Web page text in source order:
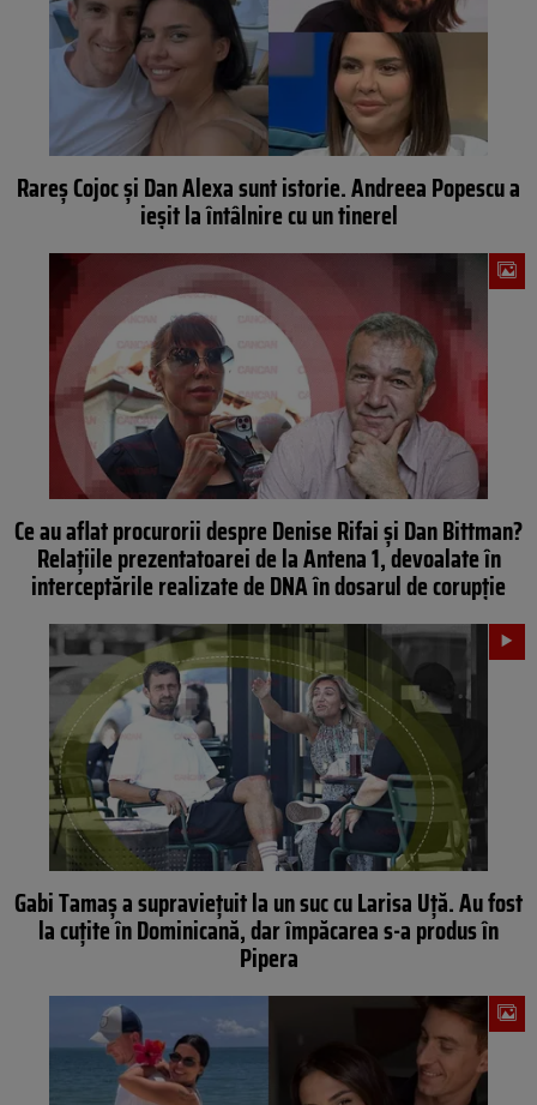
Rareș Cojoc și Dan Alexa sunt istorie. Andreea Popescu a
ieșit la întâlnire cu un tinerel
Ce au aflat procurorii despre Denise Rifai și Dan Bittman?
Relațiile prezentatoarei de la Antena 1, devoalate în
interceptările realizate de DNA în dosarul de corupție
Gabi Tamaș a supraviețuit la un suc cu Larisa Uță. Au fost
la cuțite în Dominicană, dar împăcarea s-a produs în
Pipera